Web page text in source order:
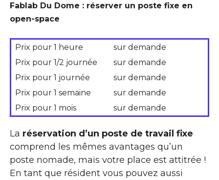
Fablab Du Dome : réserver un poste fixe en
open-space
Prix pour 1 heure
sur demande
Prix pour 1/2 journée
sur demande
Prix pour 1 journée
sur demande
Prix pour 1 semaine
sur demande
Prix pour 1 mois
sur demande
La réservation d’un poste de travail fixe
comprend les mêmes avantages qu’un
poste nomade, mais votre place est attitrée !
En tant que résident vous pouvez aussi